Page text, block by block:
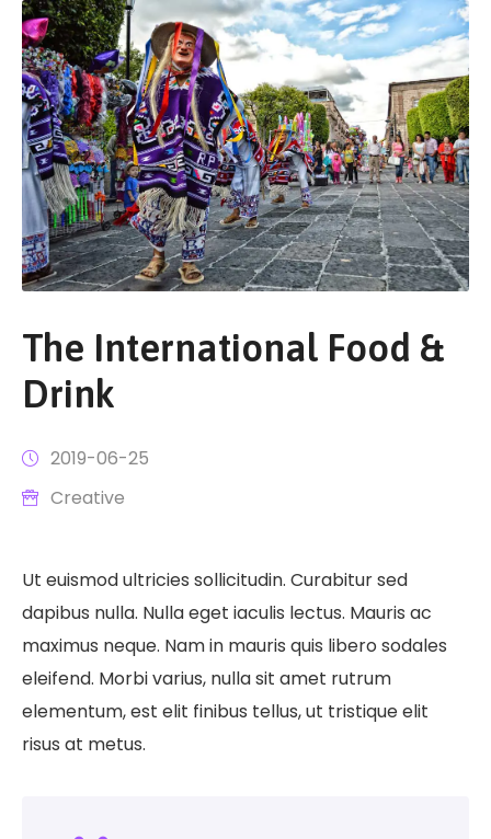
The International Food &
Drink
2019-06-25
Creative
Ut euismod ultricies sollicitudin. Curabitur sed
dapibus nulla. Nulla eget iaculis lectus. Mauris ac
maximus neque. Nam in mauris quis libero sodales
eleifend. Morbi varius, nulla sit amet rutrum
elementum, est elit finibus tellus, ut tristique elit
risus at metus.